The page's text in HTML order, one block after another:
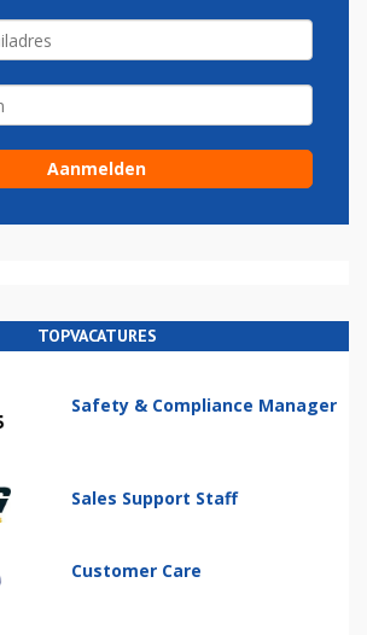
TOPVACATURES
Safety & Compliance Manager
Sales Support Staff
Customer Care